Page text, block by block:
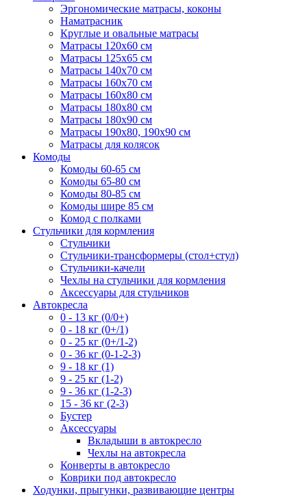
Эргономические матрасы, коконы
Наматрасник
Круглые и овальные матрасы
Матрасы 120х60 см
Матрасы 125х65 см
Матрасы 140х70 см
Матрасы 160х70 см
Матрасы 160х80 см
Матрасы 180х80 см
Матрасы 180х90 см
Матрасы 190х80, 190х90 см
Матрасы для колясок
Комоды
Комоды 60-65 см
Комоды 65-80 см
Комоды 80-85 см
Комоды шире 85 см
Комод с полками
Стульчики для кормления
Стульчики
Стульчики-трансформеры (стол+стул)
Стульчики-качели
Чехлы на стульчики для кормления
Аксессуары для стульчиков
Автокресла
0 - 13 кг (0/0+)
0 - 18 кг (0+/1)
0 - 25 кг (0+/1-2)
0 - 36 кг (0-1-2-3)
9 - 18 кг (1)
9 - 25 кг (1-2)
9 - 36 кг (1-2-3)
15 - 36 кг (2-3)
Бустер
Аксессуары
Вкладыши в автокресло
Чехлы на автокресла
Конверты в автокресло
Коврики под автокресло
Ходунки, прыгунки, развивающие центры